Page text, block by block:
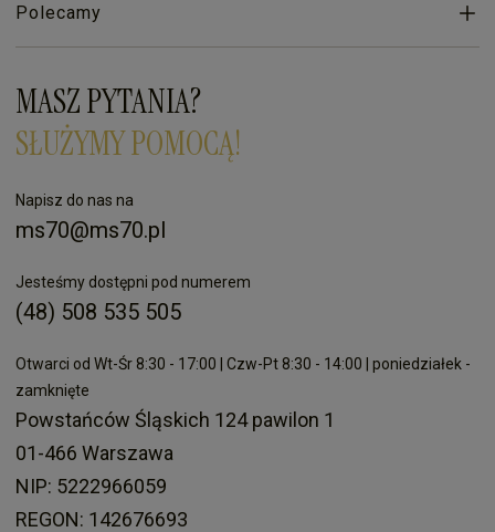
Polecamy
MASZ PYTANIA?
SŁUŻYMY POMOCĄ!
Napisz do nas na
ms70@ms70.pl
Jesteśmy dostępni pod numerem
(48) 508 535 505
Otwarci od Wt-Śr 8:30 - 17:00 | Czw-Pt 8:30 - 14:00 | poniedziałek -
zamknięte
Powstańców Śląskich 124 pawilon 1
01-466 Warszawa
NIP: 5222966059
REGON: 142676693